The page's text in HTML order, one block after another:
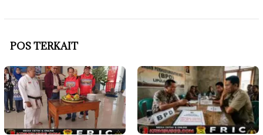
POS TERKAIT